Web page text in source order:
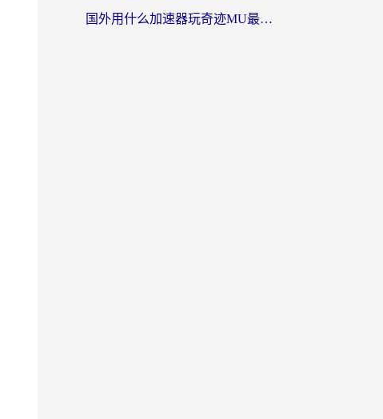
国外用什么加速器玩奇迹MU最好？2026海外玩家国服游戏加速全攻略